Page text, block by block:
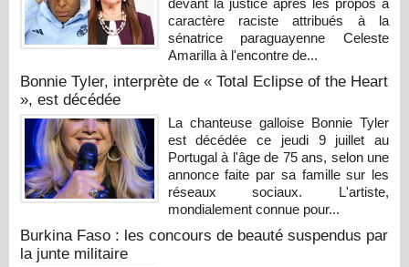
devant la justice après les propos à
caractère raciste attribués à la
sénatrice paraguayenne Celeste
Amarilla à l'encontre de...
Bonnie Tyler, interprète de « Total Eclipse of the Heart
», est décédée
La chanteuse galloise Bonnie Tyler
est décédée ce jeudi 9 juillet au
Portugal à l'âge de 75 ans, selon une
annonce faite par sa famille sur les
réseaux sociaux. L'artiste,
mondialement connue pour...
Burkina Faso : les concours de beauté suspendus par
la junte militaire